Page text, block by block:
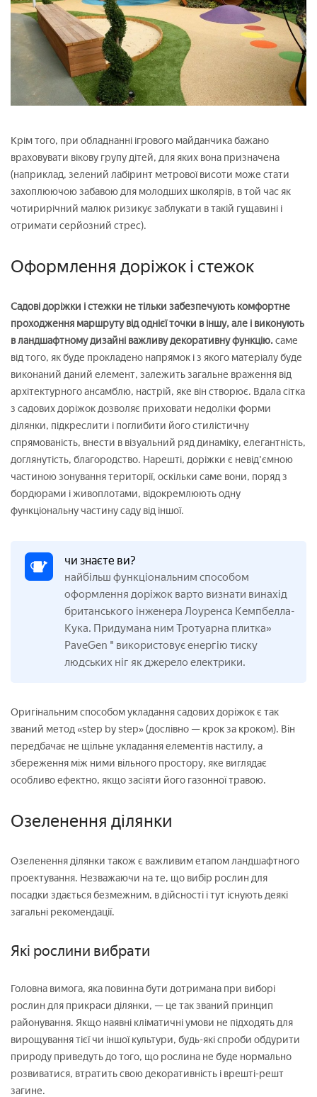
Крім того, при обладнанні ігрового майданчика бажано
враховувати вікову групу дітей, для яких вона призначена
(наприклад, зелений лабіринт метрової висоти може стати
захоплюючою забавою для молодших школярів, в той час як
чотирирічний малюк ризикує заблукати в такій гущавині і
отримати серйозний стрес).
Оформлення доріжок і стежок
Садові доріжки і стежки не тільки забезпечують комфортне
проходження маршруту від однієї точки в іншу, але і виконують
в ландшафтному дизайні важливу декоративну функцію.саме
від того, як буде прокладено напрямок і з якого матеріалу буде
виконаний даний елемент, залежить загальне враження від
архітектурного ансамблю, настрій, яке він створює. Вдала сітка
з садових доріжок дозволяє приховати недоліки форми
ділянки, підкреслити і поглибити його стилістичну
спрямованість, внести в візуальний ряд динаміку, елегантність,
доглянутість, благородство. Нарешті, доріжки є невід'ємною
частиною зонування території, оскільки саме вони, поряд з
бордюрами і живоплотами, відокремлюють одну
функціональну частину саду від іншої.
чи знаєте ви?
найбільш функціональним способом
оформлення доріжок варто визнати винахід
британського інженера Лоуренса Кемпбелла-
Кука. Придумана ним Тротуарна плитка»
PaveGen " використовує енергію тиску
людських ніг як джерело електрики.
Оригінальним способом укладання садових доріжок є так
званий метод «step by step» (дослівно — крок за кроком). Він
передбачає не щільне укладання елементів настилу, а
збереження між ними вільного простору, яке виглядає
особливо ефектно, якщо засіяти його газонної травою.
Озеленення ділянки
Озеленення ділянки також є важливим етапом ландшафтного
проектування. Незважаючи на те, що вибір рослин для
посадки здається безмежним, в дійсності і тут існують деякі
загальні рекомендації.
Які рослини вибрати
Головна вимога, яка повинна бути дотримана при виборі
рослин для прикраси ділянки, — це так званий принцип
районування. Якщо наявні кліматичні умови не підходять для
вирощування тієї чи іншої культури, будь-які спроби обдурити
природу приведуть до того, що рослина не буде нормально
розвиватися, втратить свою декоративність і врешті-решт
загине.